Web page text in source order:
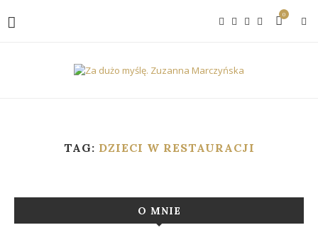
0
TAG: DZIECI W RESTAURACJI
O MNIE